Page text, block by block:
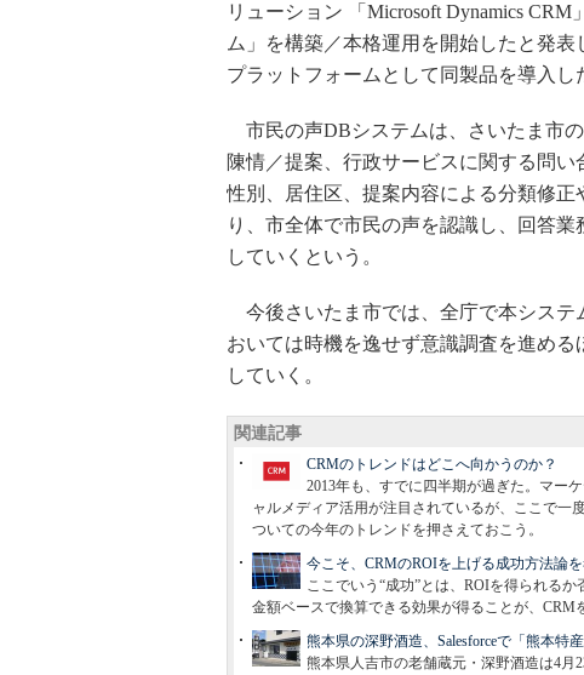
リューション 「Microsoft Dynamics
ム」を構築／本格運用を開始したと発
プラットフォームとして同製品を導入し
市民の声DBシステムは、さいたま市
陳情／提案、行政サービスに関する問
性別、居住区、提案内容による分類修
り、市全体で市民の声を認識し、回答
していくという。
今後さいたま市では、全庁で本システ
おいては時機を逸せず意識調査を進め
していく。
関連記事
CRMのトレンドはどこへ向かうのか？
2013年も、すでに四半期が過ぎた。マー
ャルメディア活用が注目されているが、ここで一
ついての今年のトレンドを押さえておこう。
今こそ、CRMのROIを上げる成功方法論を
ここでいう“成功”とは、ROIを得られる
金額ベースで換算できる効果が得ることが、CRM
熊本県の深野酒造、Salesforceで「熊本特
熊本県人吉市の老舗蔵元・深野酒造は4月